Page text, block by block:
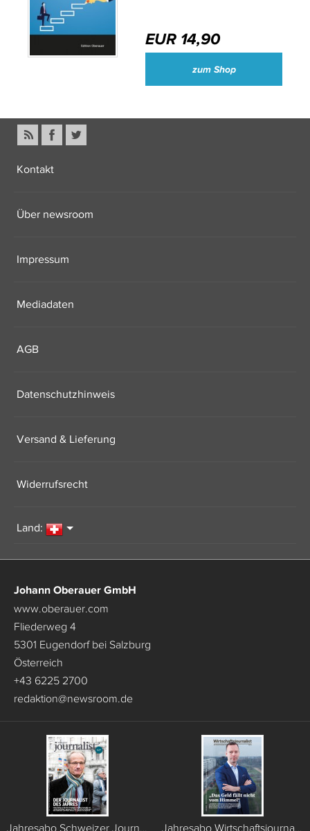
EUR 14,90
zum Shop
Kontakt
Über newsroom
Impressum
Mediadaten
AGB
Datenschutzhinweis
Versand & Lieferung
Widerrufsrecht
Land:
Johann Oberauer GmbH
www.oberauer.com
Fliederweg 4
5301 Eugendorf bei Salzburg
Österreich
+43 6225 2700
redaktion@newsroom.de
Jahresabo Schweizer Journalist (6 Ausgaben) Jahresabo Wirtschaftsjournalist (6 Ausgaben)